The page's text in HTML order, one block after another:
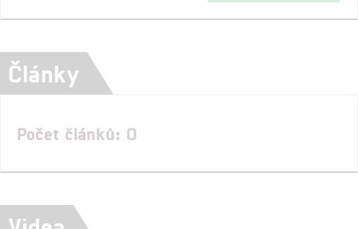
Články
Počet článků: 0